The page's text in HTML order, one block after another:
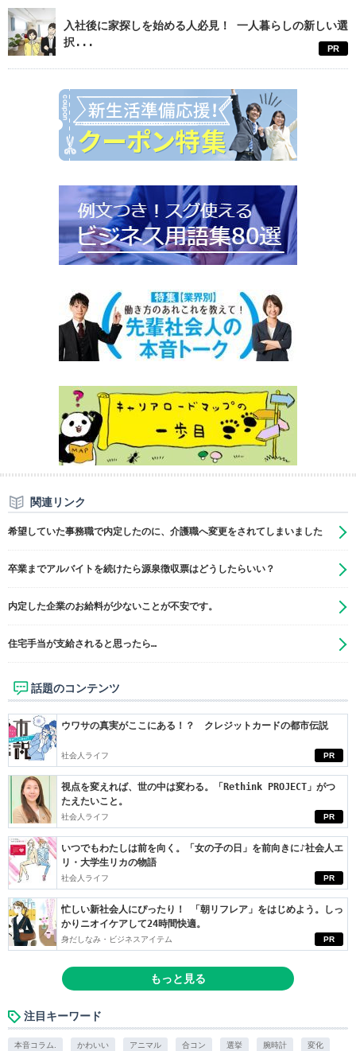
入社後に家探しを始める人必見！ 一人暮らしの新しい選
択...
PR
関連リンク
希望していた事務職で内定したのに、介護職へ変更をされてしまいました
卒業までアルバイトを続けたら源泉徴収票はどうしたらいい？
内定した企業のお給料が少ないことが不安です。
住宅手当が支給されると思ったら…
話題のコンテンツ
PR
ウワサの真実がここにある！？ クレジットカードの都市伝説
社会人ライフ
PR
視点を変えれば、世の中は変わる。「Rethink PROJECT」がつ
たえたいこと。
社会人ライフ
PR
いつでもわたしは前を向く。「女の子の日」を前向きに♪社会人エ
リ・大学生リカの物語
社会人ライフ
PR
忙しい新社会人にぴったり！ 「朝リフレア」をはじめよう。しっ
かりニオイケアして24時間快適。
身だしなみ・ビジネスアイテム
もっと見る
注目キーワード
本音コラム. かわいい アニマル 合コン 選挙 腕時計 変化